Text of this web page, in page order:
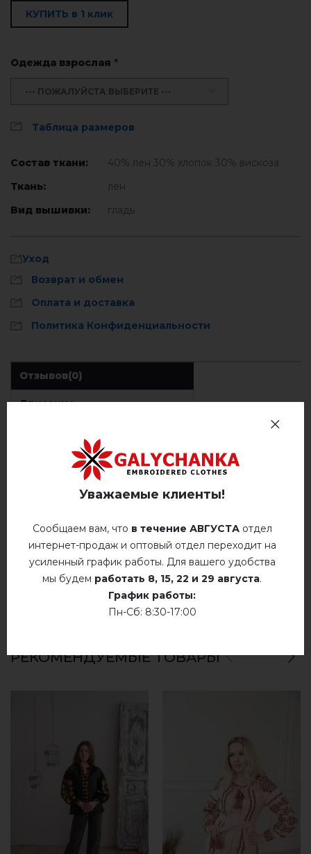
КУПИТЬ в 1 клик
Одежда взрослая *
--- ПОЖАЛУЙСТА ВЫБЕРИТЕ ---
Таблица размеров
Состав ткани:
40% лен 30% хлопок 30% вискоза
Ткань:
лен
Вид вышивки:
гладь
Уход
Возврат и обмен
Оплата и доставка
Политика Конфиденциальности
Отзывов(0)
Описание
ОТЗЫВЫ О ВАСИЛЬКОВОЕ ПОЛЕ (БЕЛАЯ)
Немає відгуків про цей товар.
добавьте свой отзыв о Васильковое поле
(белая)
РЕКОМЕНДУЕМЫЕ ТОВАРЫ
Ручная стирка до 40° C
гладить при температуре 110° C
Сухая чистка
Сушить у розложенном виде
Сушить розвешенной
Уважаемые клиенты!
Сообщаем вам, что в течение АВГУСТАотдел
интернет-продаж и оптовый отдел переходит на
усиленный график работы. Для вашего удобства
мы будем работать 8, 15, 22 и 29 августа.
График работы:
Пн-Сб: 8:30-17:00